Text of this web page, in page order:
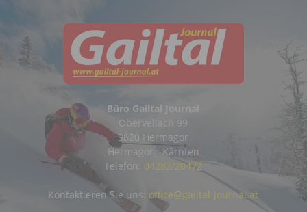
Büro Gailtal Journal
Obervellach 99
9620 Hermagor
Hermagor - Kärnten
Telefon: 04282/20472
Kontaktieren Sie uns: office@gailtal-journal.at